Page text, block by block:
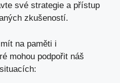
své strategie a přístup
zkušeností.
na paměti i
mohou podpořit náš